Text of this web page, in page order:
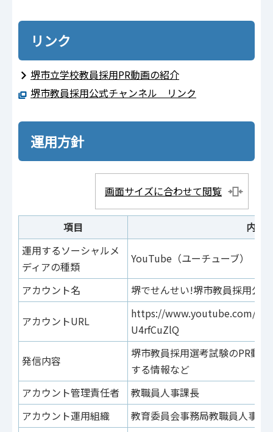
リンク
堺市立学校教員採用PR動画の紹介
堺市教員採用公式チャンネル リンク
運用方針
画面サイズに合わせて閲覧
項目
内容
運用するソーシャルメ
ディアの種類
YouTube（ユーチューブ）
アカウント名 堺でせんせい!堺市教員採用公
アカウントURL
https://www.youtube.com/
U4rfCuZlQ
発信内容
堺市教員採用選考試験のPR動
する情報など
アカウント管理責任者
教職員人事課長
アカウント運用組織
教育委員会事務局教職員人事部